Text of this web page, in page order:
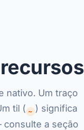
nativo. Um traço
til ( ~ ) significa
a seção